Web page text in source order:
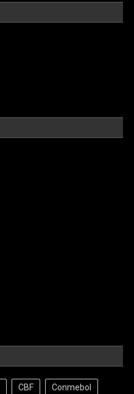
CBF Conmebol